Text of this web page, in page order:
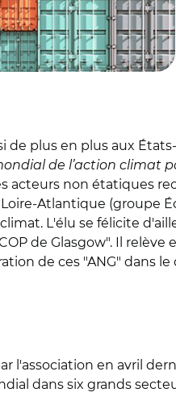
de plus en plus aux
de l’action climat
acteurs non étatiques
Atlantique (groupe
L'élu se félicite
de Glasgow". Il relève
de ces "ANG" dans
l'association en avril
dans six grands